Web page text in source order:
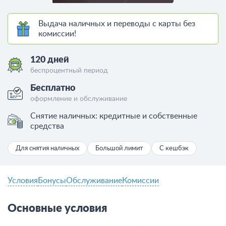
Выдача наличных и переводы с карты без
комиссии!
120 дней
беспроцентный период
Бесплатно
оформление и обслуживание
Снятие наличных: кредитные и собственные
средства
Для снятия наличных Большой лимит С кешбэк
Условия БонусыОбслуживаниеКомиссии
Основные условия